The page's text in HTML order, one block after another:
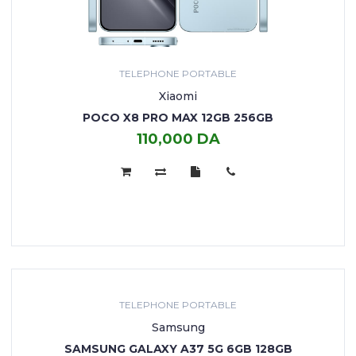
TELEPHONE PORTABLE
Xiaomi
POCO X8 PRO MAX 12GB 256GB
110,000 DA
TELEPHONE PORTABLE
Samsung
SAMSUNG GALAXY A37 5G 6GB 128GB